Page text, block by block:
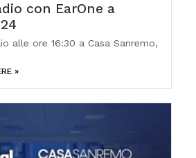
con EarOne a
alle ore 16:30 a Casa Sanremo,
»